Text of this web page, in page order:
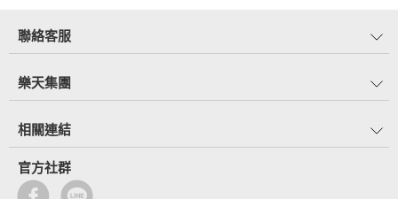
聯絡客服
樂天集團
相關連結
官方社群